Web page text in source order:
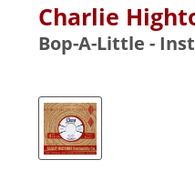
Charlie
Bop-A-Little -